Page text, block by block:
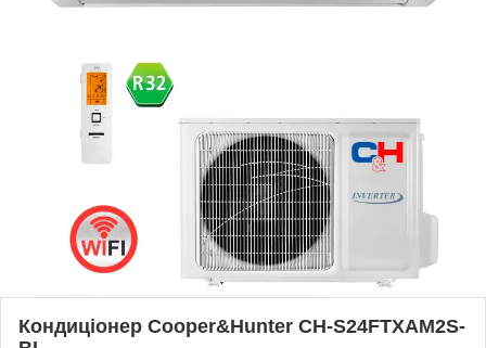
Кондиціонер Cooper&Hunter CH-S24FTXAM2S-